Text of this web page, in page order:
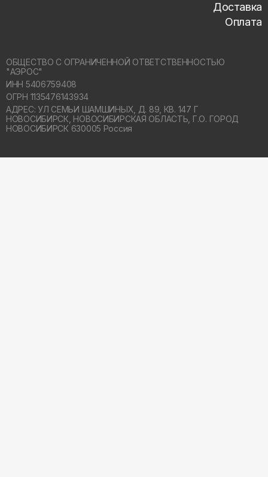
Доставка
Оплата
ОБЩЕСТВО С ОГРАНИЧЕННОЙ ОТВЕТСТВЕННОСТЬЮ
"АЭРОС"
ИНН 5406759408
ОГРН 1135476143934
АДРЕС: УЛ СЕМЬИ ШАМШИНЫХ, Д. 89, КВ. 147 Г
НОВОСИБИРСК, НОВОСИБИРСКАЯ ОБЛАСТЬ, Г.О. ГОРОД
НОВОСИБИРСК 630005 Россия